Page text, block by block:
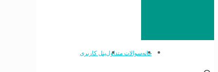
خانهسوالات متداولپنل کاربری